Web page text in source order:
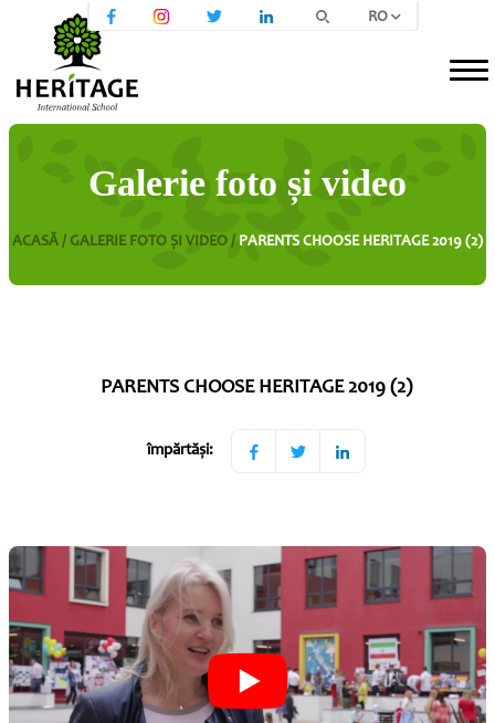
RO
Galerie foto și video
ACASĂ / GALERIE FOTO ȘI VIDEO / PARENTS CHOOSE HERITAGE 2019 (2)
PARENTS CHOOSE HERITAGE 2019 (2)
împărtăși: